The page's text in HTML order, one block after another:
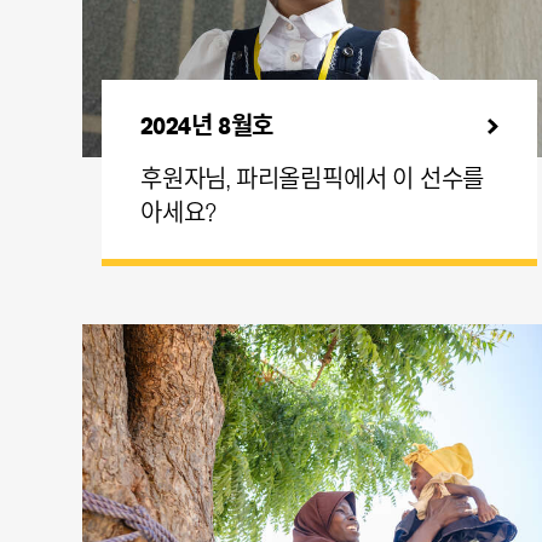
2024년 8월호
후원자님, 파리올림픽에서 이 선수를
아세요?